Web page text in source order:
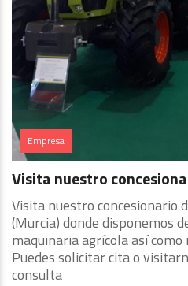
Empresa
Visita nuestro
Visita nuestro concesionario
(Murcia) donde disponemos
maquinaria agrícola así
Puedes solicitar cita o
consulta